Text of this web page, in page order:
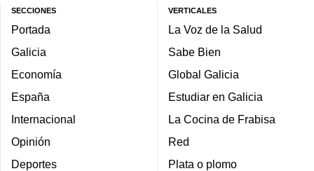
SECCIONES
Portada
Galicia
Economía
España
Internacional
Opinión
Deportes
VERTICALES
La Voz de la Salud
Sabe Bien
Global Galicia
Estudiar en Galicia
La Cocina de Frabisa
Red
Plata o plomo